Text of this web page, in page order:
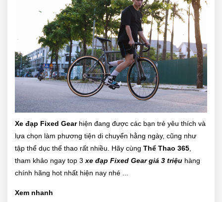
Xe đạp Fixed Gearhiện đang được các bạn trẻ yêu thích và
lựa chọn làm phương tiện di chuyển hằng ngày, cũng như
tập thể dục thể thao rất nhiều. Hãy cùng Thể Thao 365
tham khảo ngay top 3 xe đạp Fixed Gear giá 3 triệu hàng
chính hãng hot nhất hiện nay nhé ...
Xem nhanh